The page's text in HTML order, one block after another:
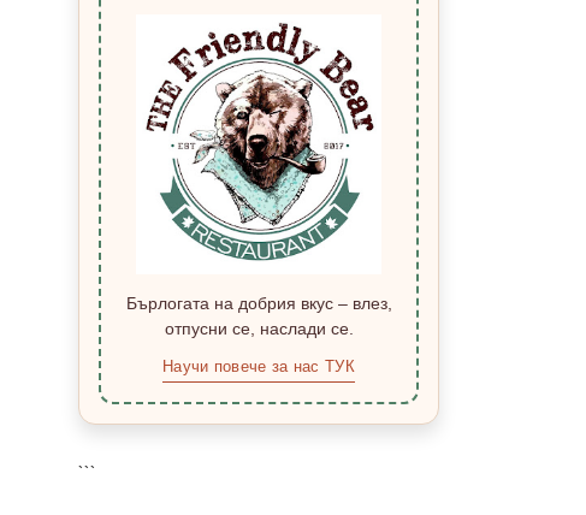
Бърлогата на добрия вкус – влез,
отпусни се, наслади се.
Научи повече за нас ТУК
```